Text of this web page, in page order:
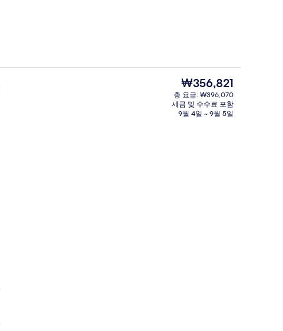
사우나, 스팀룸, 전신 트리트먼트, 핫
현
재
가
격
₩356,821
총 요금: ₩396,070
세금 및 수수료 포함
9월 4일 ~ 9월 5일